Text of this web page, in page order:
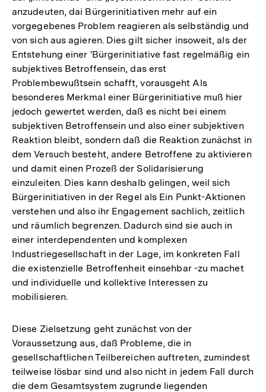
anzudeuten, dai Bürgerinitiativen mehr auf ein
vorgegebenes Problem reagieren als selbständig und
von sich aus agieren. Dies gilt sicher insoweit, als der
Entstehung einer 'Bürgerinitiative fast regelmäßig ein
subjektives Betroffensein, das erst
Problembewußtsein schafft, vorausgeht Als
besonderes Merkmal einer Bürgerinitiative muß hier
jedoch gewertet werden, daß es nicht bei einem
subjektiven Betroffensein und also einer subjektiven
Reaktion bleibt, sondern daß die Reaktion zunächst in
dem Versuch besteht, andere Betroffene zu aktivieren
und damit einen Prozeß der Solidarisierung
einzuleiten. Dies kann deshalb gelingen, weil sich
Bürgerinitiativen in der Regel als Ein Punkt-Aktionen
verstehen und also ihr Engagement sachlich, zeitlich
und räumlich begrenzen. Dadurch sind sie auch in
einer interdependenten und komplexen
Industriegesellschaft in der Lage, im konkreten Fall
die existenzielle Betroffenheit einsehbar -zu machet
und individuelle und kollektive Interessen zu
mobilisieren.
Diese Zielsetzung geht zunächst von der
Voraussetzung aus, daß Probleme, die in
gesellschaftlichen Teilbereichen auftreten, zumindest
teilweise lösbar sind und also nicht in jedem Fall durch
die dem Gesamtsystem zugrunde liegenden